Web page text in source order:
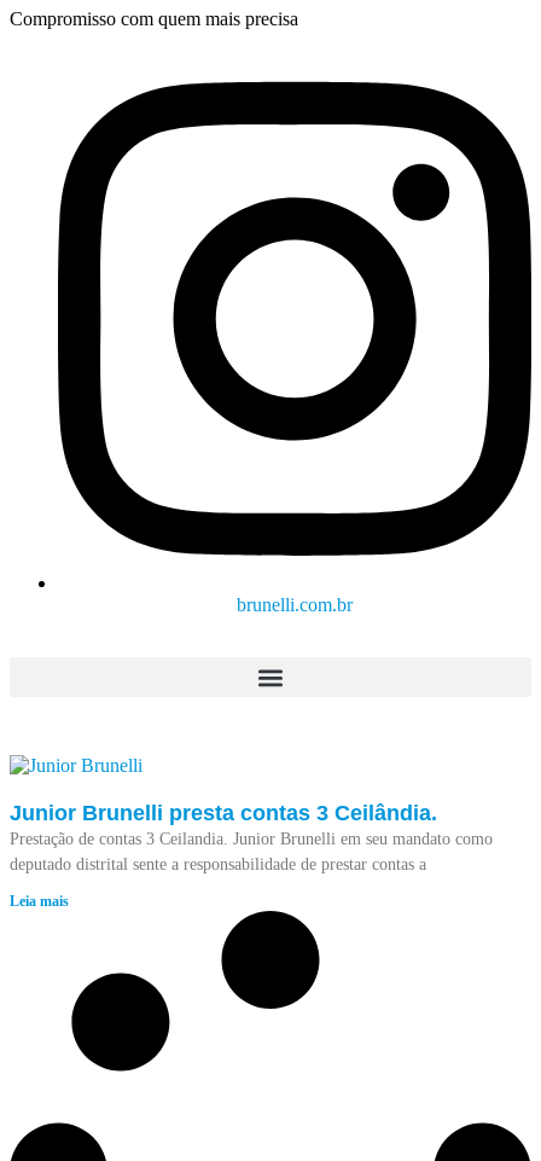
Compromisso com quem mais precisa
brunelli.com.br
Junior Brunelli presta contas 3 Ceilândia.
Prestação de contas 3 Ceilandia. Junior Brunelli em seu mandato como
deputado distrital sente a responsabilidade de prestar contas a
Leia mais